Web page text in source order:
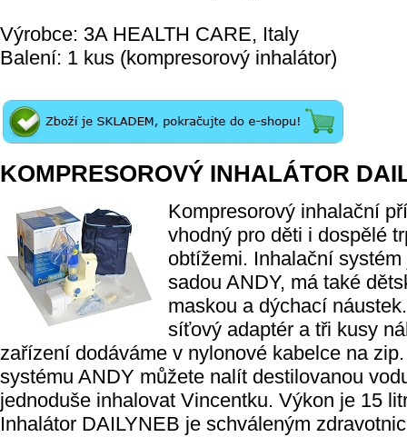
Výrobce: 3A HEALTH CARE, Italy
Balení: 1 kus (kompresorový inhalátor)
KOMPRESOROVÝ INHALÁTOR
Kompresorový inhalační
vhodný pro děti i dospělé
obtížemi. Inhalační
sadou ANDY, má také
maskou a dýchací
síťový adaptér a tři kusy
zařízení dodáváme v nylonové kabelce na
systému ANDY můžete nalít destilovanou
jednoduše inhalovat Vincentku. Výkon je 15
Inhalátor DAILYNEB je schváleným